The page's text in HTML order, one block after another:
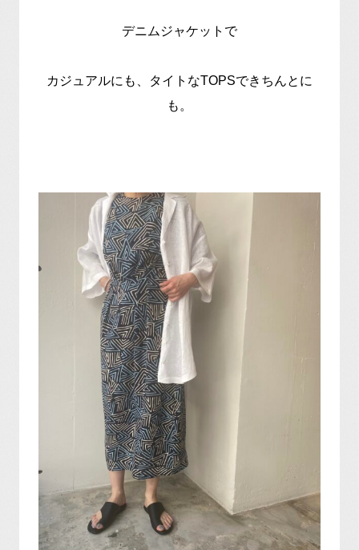
デニムジャケットで
カジュアルにも、タイトなTOPSできちんとに
も。